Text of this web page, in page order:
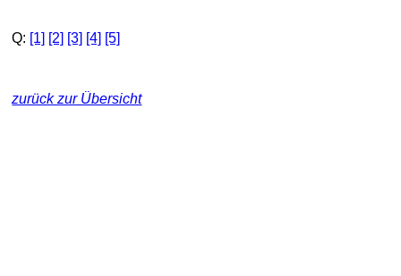
Q: [1] [2] [3] [4] [5]
zurück zur Übersicht